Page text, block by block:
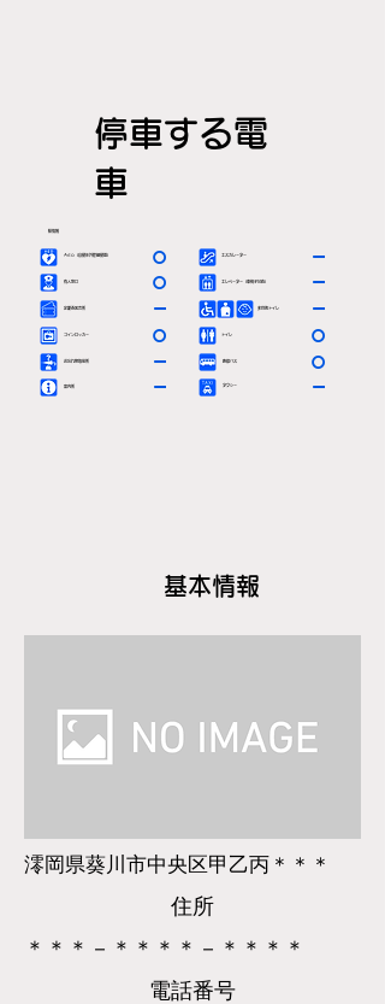
停車する電
車
駅情報
ＡＥＤ（自動体外除細動器）
有人窓口
定期券発売所
エスカレーター
エレベーター（車椅子対応）
多目的トイレ
〇
〇
ー
ー
ー
ー
コインロッカー トイレ
〇 〇
お忘れ物取扱所 ー
案内所 ー タクシー ー
路線バス 〇
基本情報
澪岡県葵川市中央区甲乙丙＊＊＊
​住所
＊＊＊－＊＊＊＊－＊＊＊＊
​電話番号